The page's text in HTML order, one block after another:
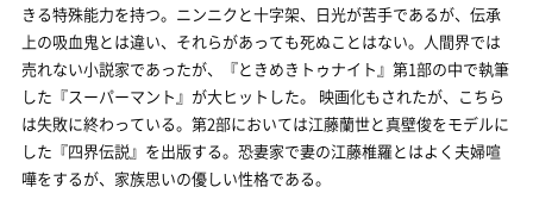
きる特殊能力を持つ。ニンニクと十字架、日光が苦手であるが、伝承
上の吸血鬼とは違い、それらがあっても死ぬことはない。人間界では
売れない小説家であったが、『ときめきトゥナイト』第1部の中で執筆
した『スーパーマント』が大ヒットした。 映画化もされたが、こちら
は失敗に終わっている。第2部においては江藤蘭世と真壁俊をモデルに
した『四界伝説』を出版する。恐妻家で妻の江藤椎羅とはよく夫婦喧
嘩をするが、家族思いの優しい性格である。